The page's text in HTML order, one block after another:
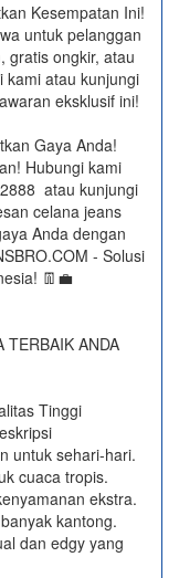
Kesempatan Ini!
untuk pelanggan
gratis ongkir, atau
kami atau kunjungi
eksklusif ini!
Gaya Anda!
Hubungi kami
atau kunjungi
celana jeans
Anda dengan
- Solusi
👖💼
TERBAIK ANDA
Tinggi
untuk sehari-hari.
cuaca tropis.
ekstra.
kantong.
dan edgy yang